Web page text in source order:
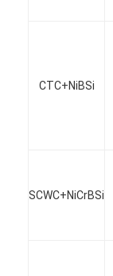
CTC+NiBSi
SCWC+NiCrBSi